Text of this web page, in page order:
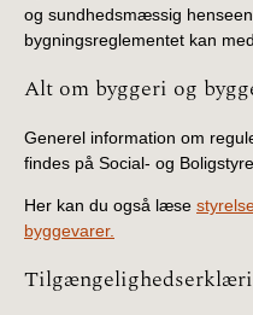
BR18 (4/7-31/12
2018)
BR18 (1/1-30/6
2018)
og sundhedsmæssig
bygningsreglementet kan
Alt om byggeri og
Generel information om
findes på Social- og
Her kan du også læse
byggevarer.